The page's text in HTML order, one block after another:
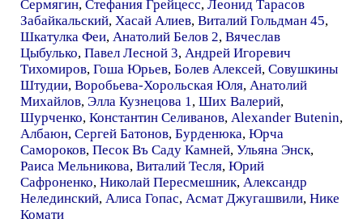
Сермягин, Стефания Грейцесс, Леонид Тарасов
Забайкальский, Хасай Алиев, Виталий Гольдман 45,
Шкатулка Феи, Анатолий Белов 2, Вячеслав
Цыбулько, Павел Лесной 3, Андрей Игоревич
Тихомиров, Гоша Юрьев, Болев Алексей, Совушкины
Штудии, Воробьева-Хорольская Юля, Анатолий
Михайлов, Элла Кузнецова 1 , Ших Валерий,
Шурченко, Константин Селиванов, Alexander Butenin,
Албаюн, Сергей Батонов, Бурденюка, Юрча
Самороков, Песок Въ Саду Камней, Ульяна Энск,
Раиса Мельникова, Виталий Тесля, Юрий
Сафроненко, Николай Пересмешник, Александр
Нелединский, Алиса Гопас, Асмат Джугашвили, Нике
Комати